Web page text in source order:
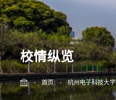
机构设置
现任领导
历任领导
校史沿革
校园胜景
校标规范
校情纵览
- 首页 - 杭州电子科技大学